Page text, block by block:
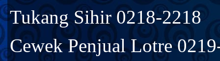
Tukang Sihir 0218-2218
Cewek Penjual Lotre